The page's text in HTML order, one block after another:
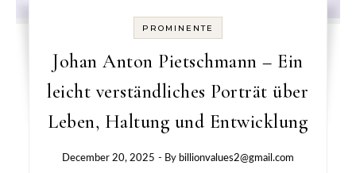
PROMINENTE
Johan Anton Pietschmann – Ein
leicht verständliches Porträt über
Leben, Haltung und Entwicklung
December 20, 2025 - By billionvalues2@gmail.com